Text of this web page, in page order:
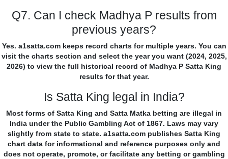
Q7. Can I check Madhya P results from
previous years?
Yes. a1satta.com keeps record charts for multiple years. You can
visit the charts section and select the year you want (2024, 2025,
2026) to view the full historical record of Madhya P Satta King
results for that year.
Is Satta King legal in India?
Most forms of Satta King and Satta Matka betting are illegal in
India under the Public Gambling Act of 1867. Laws may vary
slightly from state to state. a1satta.com publishes Satta King
chart data for informational and reference purposes only and
does not operate, promote, or facilitate any betting or gambling